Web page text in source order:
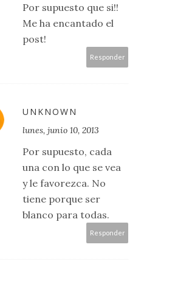
Por supuesto que si!!
Me ha encantado el
post!
Responder
UNKNOWN
lunes, junio 10, 2013
Por supuesto, cada
una con lo que se vea
y le favorezca. No
tiene porque ser
blanco para todas.
Responder